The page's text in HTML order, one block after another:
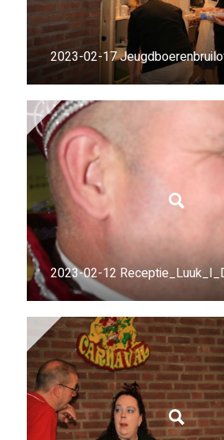
2023-02-17
2023-02-12